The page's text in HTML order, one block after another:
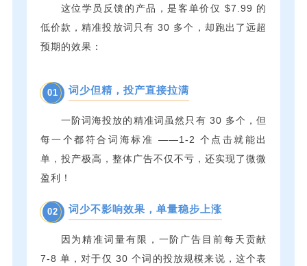
这位学员反馈的产品，是客单价仅 $7.99 的
低价款，精准投放词只有 30 多个，却跑出了远超
预期的效果：
01 词少但精，投产直接拉满
一阶词海投放的精准词虽然只有 30 多个，但
每一个都符合词海标准 ——1-2 个点击就能出
单，投产极高，整体广告不仅不亏，还实现了微微
盈利！
02 词少不影响效果，单量稳步上涨
因为精准词量有限，一阶广告目前每天贡献
7-8 单，对于仅 30 个词的投放规模来说，这个表